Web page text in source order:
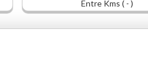
Entre Kms ( - )